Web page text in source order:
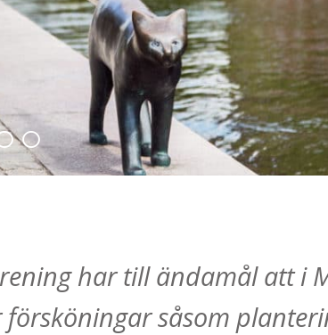
har till ändamål att i
såsom